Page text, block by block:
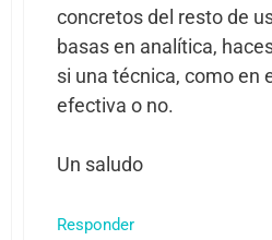
concretos del resto de
basas en analítica,
si una técnica, como en
efectiva o no.
Un saludo
Responder